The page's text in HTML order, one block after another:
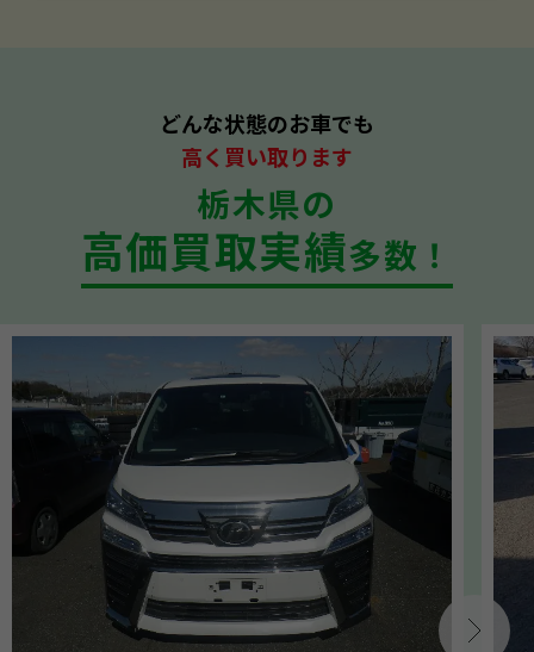
どんな状態のお車でも
高く買い取ります
栃木県の
高価買取実績多数！